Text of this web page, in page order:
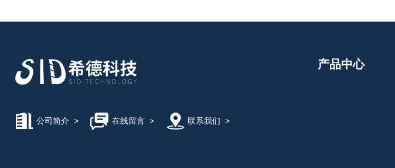
公司简介 > 在线留言> 联系我们 >
产品中心